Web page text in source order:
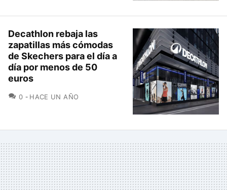
Decathlon rebaja las
zapatillas más cómodas
de Skechers para el día a
día por menos de 50
euros
0 COMENTARIOS
HACE UN AÑO